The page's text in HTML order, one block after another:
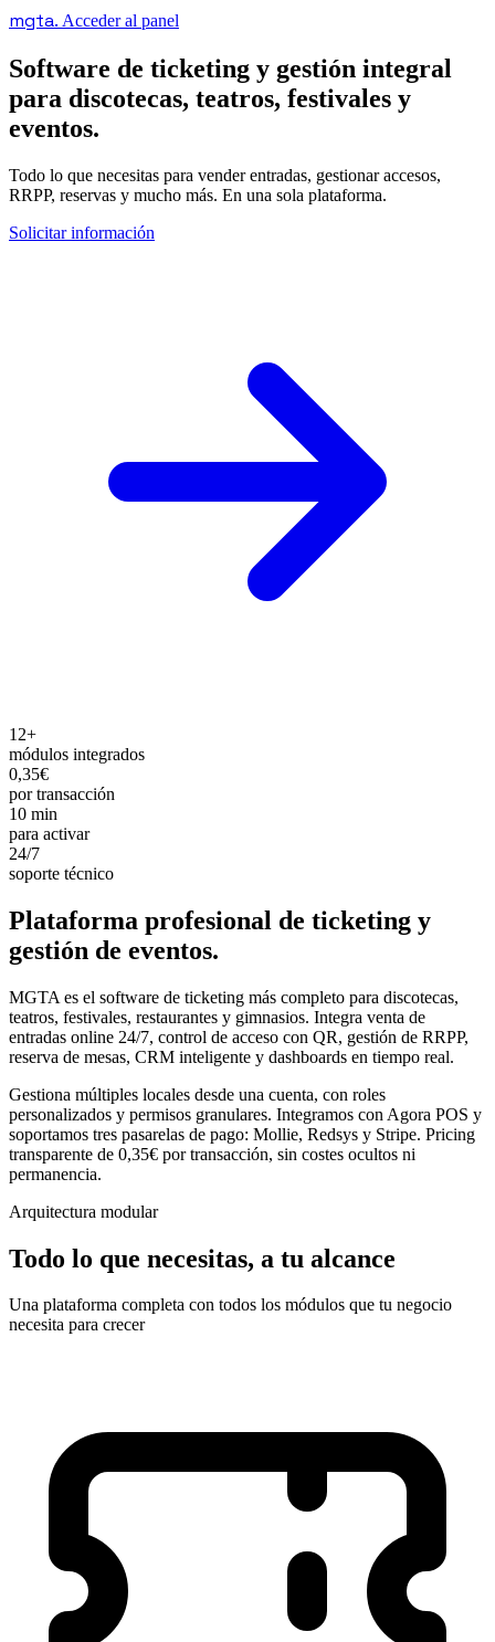
mgta. Acceder al panel
Software de ticketing y gestión integral
para discotecas, teatros, festivales y
eventos.
Todo lo que necesitas para vender entradas, gestionar accesos,
RRPP, reservas y mucho más. En una sola plataforma.
Solicitar información
12+
módulos integrados
0,35€
por transacción
10 min
para activar
24/7
soporte técnico
Plataforma profesional de ticketing y
gestión de eventos.
MGTA es el software de ticketing más completo para discotecas,
teatros, festivales, restaurantes y gimnasios. Integra venta de
entradas online 24/7, control de acceso con QR, gestión de RRPP,
reserva de mesas, CRM inteligente y dashboards en tiempo real.
Gestiona múltiples locales desde una cuenta, con roles
personalizados y permisos granulares. Integramos con Agora POS y
soportamos tres pasarelas de pago: Mollie, Redsys y Stripe. Pricing
transparente de 0,35€ por transacción, sin costes ocultos ni
permanencia.
Arquitectura modular
Todo lo que necesitas, a tu alcance
Una plataforma completa con todos los módulos que tu negocio
necesita para crecer